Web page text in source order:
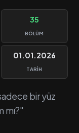
35
BÖLÜM
01.01.2026
TARIH
bir yüz
mı?"